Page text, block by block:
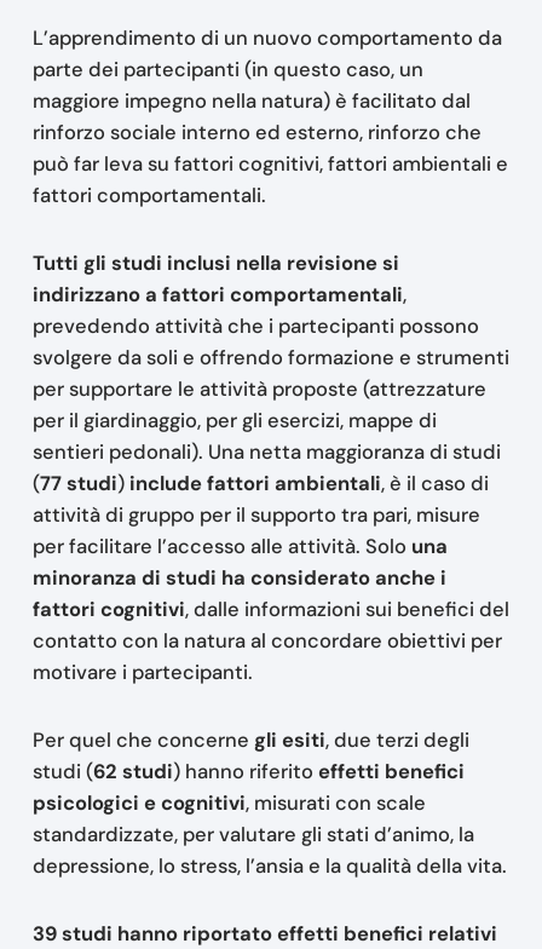
L’apprendimento di un nuovo comportamento da
parte dei partecipanti (in questo caso, un
maggiore impegno nella natura) è facilitato dal
rinforzo sociale interno ed esterno, rinforzo che
può far leva su fattori cognitivi, fattori ambientali e
fattori comportamentali.
Tutti gli studi inclusi nella revisione si
indirizzano a fattori comportamentali,
prevedendo attività che i partecipanti possono
svolgere da soli e offrendo formazione e strumenti
per supportare le attività proposte (attrezzature
per il giardinaggio, per gli esercizi, mappe di
sentieri pedonali). Una netta maggioranza di studi
(77 studi) include fattori ambientali, è il caso di
attività di gruppo per il supporto tra pari, misure
per facilitare l’accesso alle attività. Solo una
minoranza di studi ha considerato anche i
fattori cognitivi, dalle informazioni sui benefici del
contatto con la natura al concordare obiettivi per
motivare i partecipanti.
Per quel che concerne gli esiti, due terzi degli
studi (62 studi) hanno riferito effetti benefici
psicologici e cognitivi, misurati con scale
standardizzate, per valutare gli stati d’animo, la
depressione, lo stress, l’ansia e la qualità della vita.
39 studi hanno riportato effetti benefici relativi